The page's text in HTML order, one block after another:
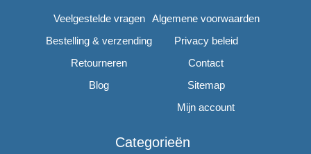
Veelgestelde vragen
Bestelling & verzending
Retourneren
Blog
Algemene voorwaarden
Privacy beleid
Contact
Sitemap
Mijn account
Categorieën